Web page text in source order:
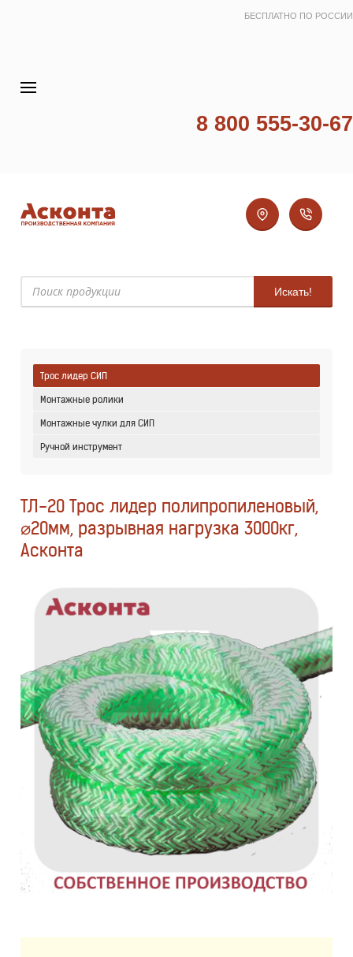
БЕСПЛАТНО ПО РОССИИ
8 800 555-30-67
Искать!
Трос лидер СИП
Монтажные ролики
Монтажные чулки для СИП
Ручной инструмент
ТЛ-20 Трос лидер полипропиленовый,
⌀20мм, разрывная нагрузка 3000кг,
Асконта